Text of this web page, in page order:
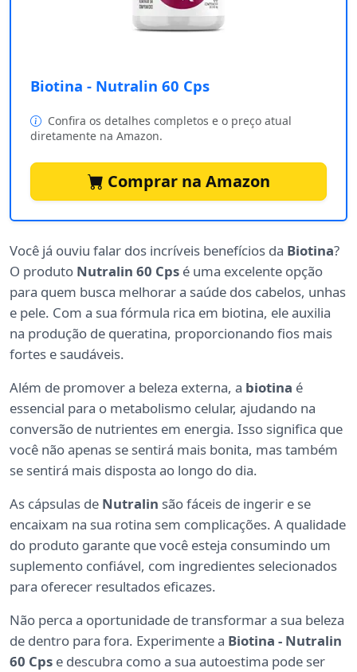
Biotina - Nutralin 60 Cps
Confira os detalhes completos e o preço atual
diretamente na Amazon.
Comprar na Amazon
Você já ouviu falar dos incríveis benefícios da Biotina?
O produto Nutralin 60 Cps é uma excelente opção
para quem busca melhorar a saúde dos cabelos, unhas
e pele. Com a sua fórmula rica em biotina, ele auxilia
na produção de queratina, proporcionando fios mais
fortes e saudáveis.
Além de promover a beleza externa, a biotina é
essencial para o metabolismo celular, ajudando na
conversão de nutrientes em energia. Isso significa que
você não apenas se sentirá mais bonita, mas também
se sentirá mais disposta ao longo do dia.
As cápsulas de Nutralin são fáceis de ingerir e se
encaixam na sua rotina sem complicações. A qualidade
do produto garante que você esteja consumindo um
suplemento confiável, com ingredientes selecionados
para oferecer resultados eficazes.
Não perca a oportunidade de transformar a sua beleza
de dentro para fora. Experimente a Biotina - Nutralin
60 Cps e descubra como a sua autoestima pode ser